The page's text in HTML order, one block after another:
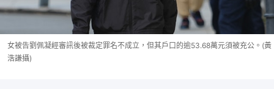
女被告劉佩凝經審訊後被裁定罪名不成立，但其戶口的逾53.68萬元須被充公。(黃
浩謙攝)